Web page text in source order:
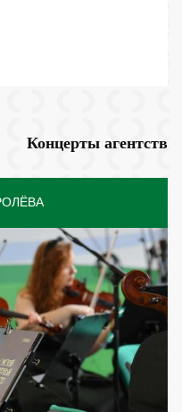
Концерты агентств